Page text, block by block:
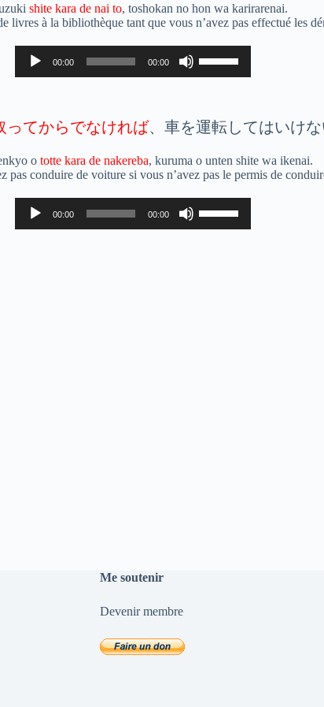
le
volume.
shite kara de nai to, toshokan no hon wa karirarenai.
livres à la bibliothèque tant que vous n’avez pas effectué les
Lecteur
audio
00:00 00:00
les
flèches
augmenter
ou
le
volume.
ってからでなければ、車を運転してはいけな
o totte kara de nakereba, kuruma o unten shite wa ikenai.
pas conduire de voiture si vous n’avez pas le permis de
Lecteur
audio
00:00 00:00
les
flèches
Me soutenir
Devenir membre